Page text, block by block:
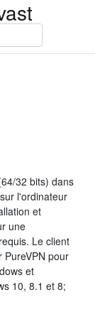
32 bits) dans
l'ordinateur
et
une
Le client
pour
et
10, 8.1 et 8;